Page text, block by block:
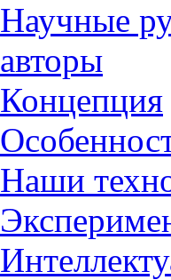
Научные
авторы
Концепция
Наши